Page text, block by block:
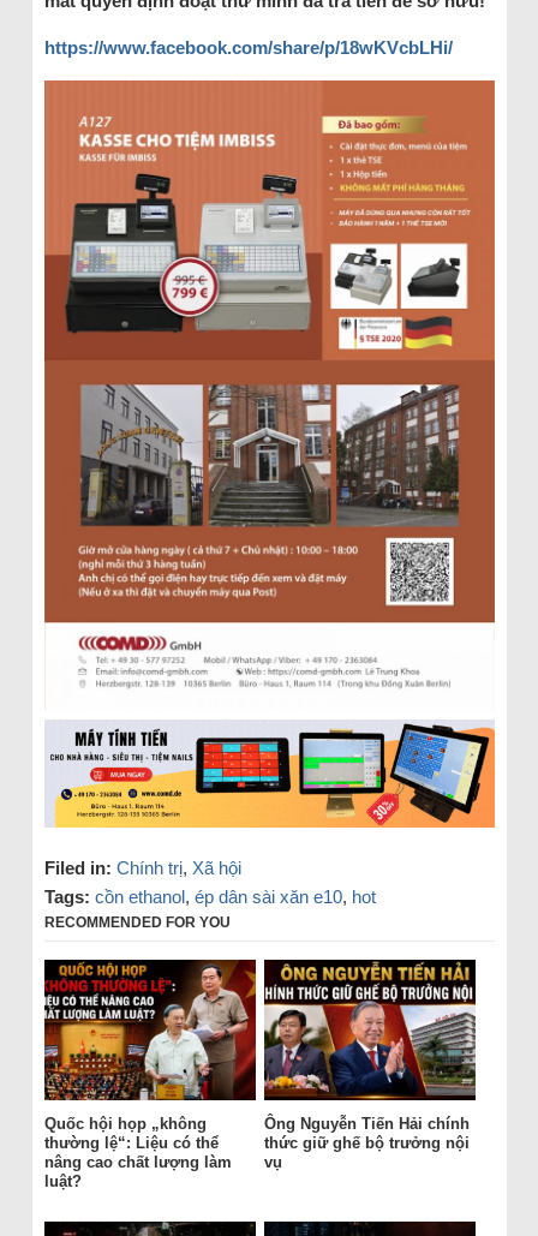
https://www.facebook.com/share/p/18wKVcbLHi/
Filed in: Chính trị, Xã hội
Tags: cồn ethanol, ép dân sài xăn e10, hot
RECOMMENDED FOR YOU
Quốc hội họp „không
thường lệ“: Liệu có thể
nâng cao chất lượng làm
luật?
Ông Nguyễn Tiến Hải chính
thức giữ ghế bộ trưởng nội
vụ